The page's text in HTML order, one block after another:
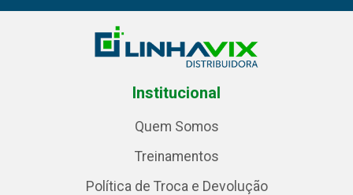
Institucional
Quem Somos
Treinamentos
Política de Troca e Devolução